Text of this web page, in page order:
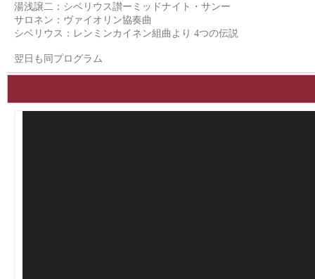
湯浅譲二：シベリウス讃ーミッドナイト・サンー
サロネン：ヴァイオリン協奏曲
シベリウス：レンミンカイネン組曲より 4つの伝説
翌日も同プログラム